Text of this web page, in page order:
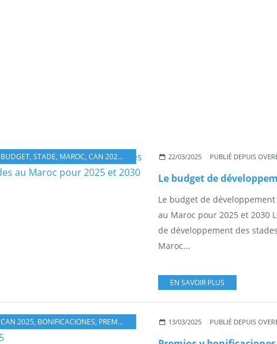
BUDGET, STADE, MAROC, CAN 2025 , COUPE DU MONDE,FOOTBALL, SPORT
22/03/2025 PUBLIÉ DEPUIS
Le budget de
au Maroc pour 2025 et 2030
de développement des
Maroc...
EN SAVOIR PLUS
CAN 2025, BONIFICACIONES, PREMIOS AFRICANA,FIFA
13/03/2025 PUBLIÉ DEPUIS